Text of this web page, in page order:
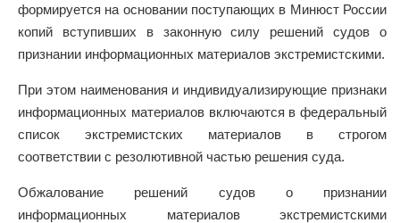
формируется на основании поступающих в Минюст России
копий вступивших в законную силу решений судов о
признании информационных материалов экстремистскими.
При этом наименования и индивидуализирующие признаки
информационных материалов включаются в федеральный
список экстремистских материалов в строгом
соответствии с резолютивной частью решения суда.
Обжалование решений судов о признании
информационных материалов экстремистскими